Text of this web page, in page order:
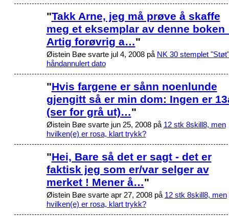
"Takk Arne, jeg må prøve å skaffe
meg et eksemplar av denne boken
Artig forøvrig a…"
Øistein Bøe svarte jul 4, 2008 på NK 30 stemplet
håndannulert dato
"Hvis fargene er sånn noenlunde
gjengitt så er min dom: Ingen er
(ser for grå ut)…"
Øistein Bøe svarte jun 25, 2008 på 12 stk 8skill8, men
hvilken(e) er rosa, klart trykk?
"Hei, Bare så det er sagt - det er
faktisk jeg som er/var selger av
merket ! Mener å…"
Øistein Bøe svarte apr 27, 2008 på 12 stk 8skill8, men
hvilken(e) er rosa, klart trykk?